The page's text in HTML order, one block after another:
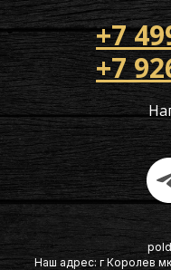
+7
+7
Наш адрес: г Королев